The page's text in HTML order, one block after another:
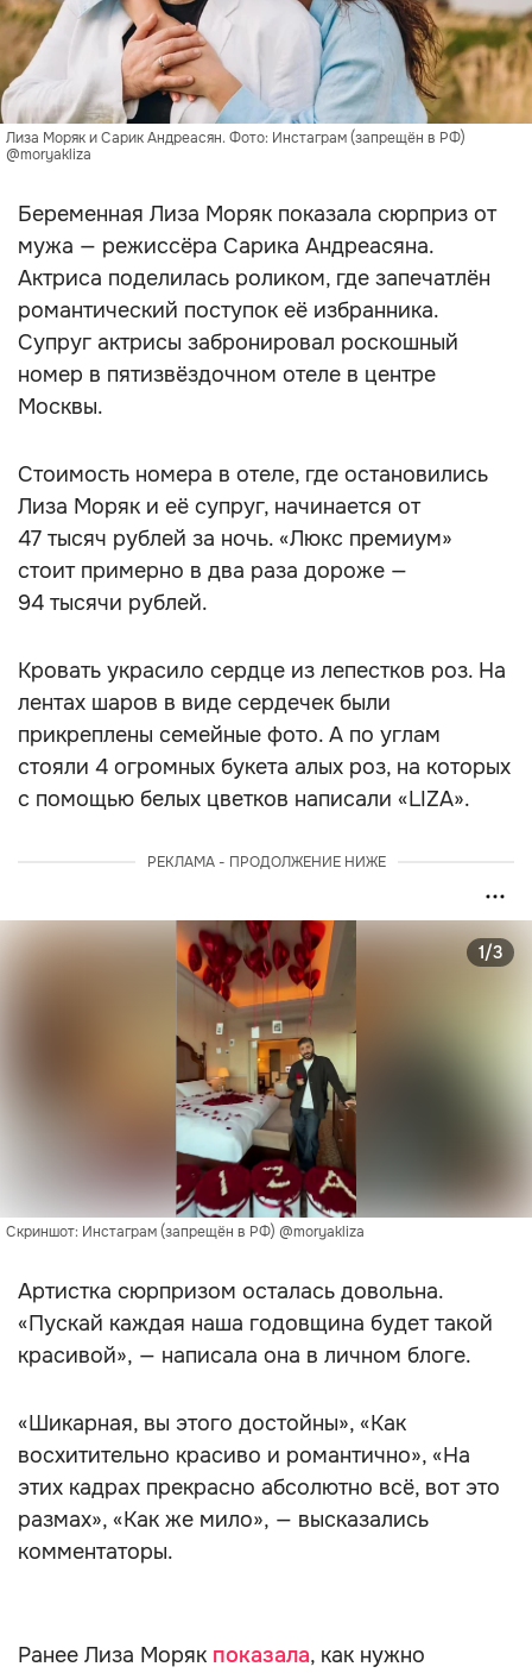
Лиза Моряк и Сарик Андреасян. Фото: Инстаграм (запрещён в РФ)
@moryakliza
Беременная Лиза Моряк показала сюрприз от
мужа — режиссёра Сарика Андреасяна.
Актриса поделилась роликом, где запечатлён
романтический поступок её избранника.
Супруг актрисы забронировал роскошный
номер в пятизвёздочном отеле в центре
Москвы.
Стоимость номера в отеле, где остановились
Лиза Моряк и её супруг, начинается от
47 тысяч рублей за ночь. «Люкс премиум»
стоит примерно в два раза дороже —
94 тысячи рублей.
Кровать украсило сердце из лепестков роз. На
лентах шаров в виде сердечек были
прикреплены семейные фото. А по углам
стояли 4 огромных букета алых роз, на которых
с помощью белых цветков написали «LIZA».
РЕКЛАМА - ПРОДОЛЖЕНИЕ НИЖЕ
Скриншот: Инстаграм (запрещён в РФ) @moryakliza
1/3
Артистка сюрпризом осталась довольна.
«Пускай каждая наша годовщина будет такой
красивой», — написала она в личном блоге.
«Шикарная, вы этого достойны», «Как
восхитительно красиво и романтично», «На
этих кадрах прекрасно абсолютно всё, вот это
размах», «Как же мило», — высказались
комментаторы.
Ранее Лиза Моряк показала, как нужно